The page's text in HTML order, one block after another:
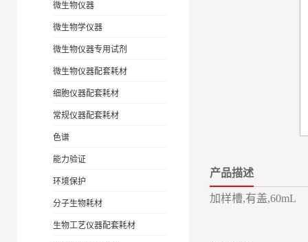
微生物仪器
微生物学仪器
微生物仪器专用试剂
微生物仪器配套耗材
细胞仪器配套耗材
常规仪器配套耗材
色谱
能力验证
环境保护
分子生物耗材
生物工艺仪器配套耗材
产品描述
加样槽,有盖,60mL